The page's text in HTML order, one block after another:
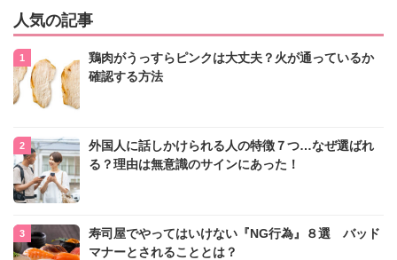
人気の記事
鶏肉がうっすらピンクは大丈夫？火が通っているか
確認する方法
外国人に話しかけられる人の特徴７つ…なぜ選ばれ
る？理由は無意識のサインにあった！
寿司屋でやってはいけない『NG行為』８選 バッド
マナーとされることとは？